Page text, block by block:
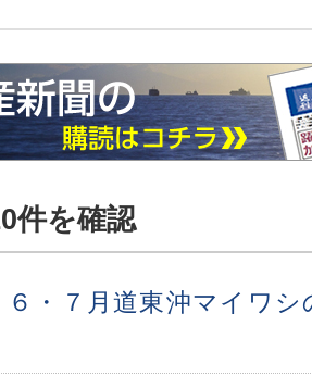
件を確認
６・７月道東沖マイワ